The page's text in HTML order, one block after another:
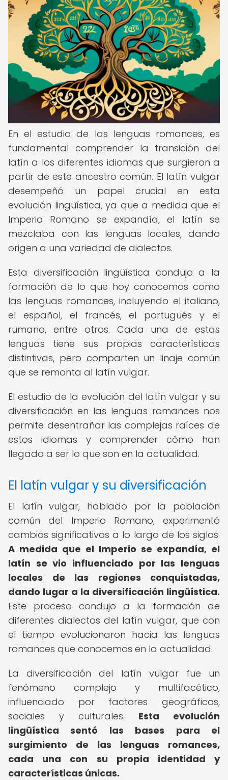
En el estudio de las lenguas romances, es
fundamental comprender la transición del
latín a los diferentes idiomas que surgieron a
partir de este ancestro común. El latín vulgar
desempeñó un papel crucial en esta
evolución lingüística, ya que a medida que el
Imperio Romano se expandía, el latín se
mezclaba con las lenguas locales, dando
origen a una variedad de dialectos.
Esta diversificación lingüística condujo a la
formación de lo que hoy conocemos como
las lenguas romances, incluyendo el italiano,
el español, el francés, el portugués y el
rumano, entre otros. Cada una de estas
lenguas tiene sus propias características
distintivas, pero comparten un linaje común
que se remonta al latín vulgar.
El estudio de la evolución del latín vulgar y su
diversificación en las lenguas romances nos
permite desentrañar las complejas raíces de
estos idiomas y comprender cómo han
llegado a ser lo que son en la actualidad.
El latín vulgar y su diversificación
El latín vulgar, hablado por la población
común del Imperio Romano, experimentó
cambios significativos a lo largo de los siglos.
A medida que el Imperio se expandía, el
latín se vio influenciado por las lenguas
locales de las regiones conquistadas,
dando lugar a la diversificación lingüística.
Este proceso condujo a la formación de
diferentes dialectos del latín vulgar, que con
el tiempo evolucionaron hacia las lenguas
romances que conocemos en la actualidad.
La diversificación del latín vulgar fue un
fenómeno complejo y multifacético,
influenciado por factores geográficos,
sociales y culturales. Esta evolución
lingüística sentó las bases para el
surgimiento de las lenguas romances,
cada una con su propia identidad y
características únicas.